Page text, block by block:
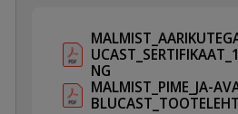
NG
MALMIST_PIME_JA-